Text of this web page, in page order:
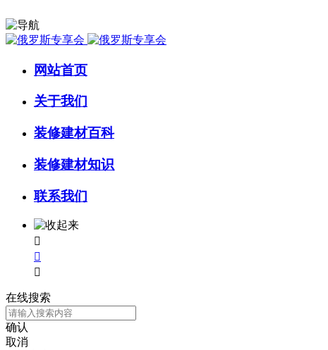
网站首页
关于我们
装修建材百科
装修建材知识
联系我们



在线搜索
确认
取消